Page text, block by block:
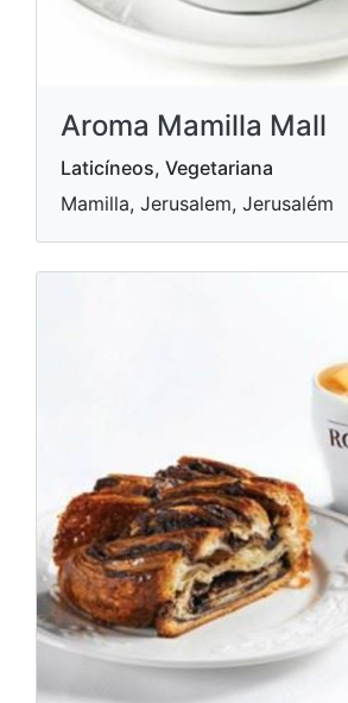
Aroma Mamilla Mall
Laticíneos, Vegetariana
Mamilla, Jerusalem, Jerusalém